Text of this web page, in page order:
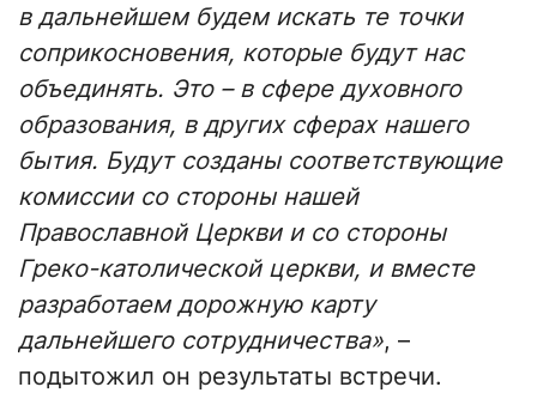
в дальнейшем будем искать те точки
соприкосновения, которые будут нас
объединять. Это – в сфере духовного
образования, в других сферах нашего
бытия. Будут созданы соответствующие
комиссии со стороны нашей
Православной Церкви и со стороны
Греко-католической церкви, и вместе
разработаем дорожную карту
дальнейшего сотрудничества», –
подытожил он результаты встречи.